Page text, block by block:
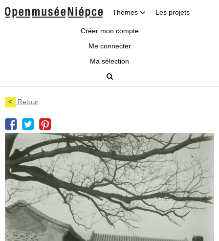
Thèmes Les projets
Créer mon compte
Me connecter
Ma sélection
< Retour